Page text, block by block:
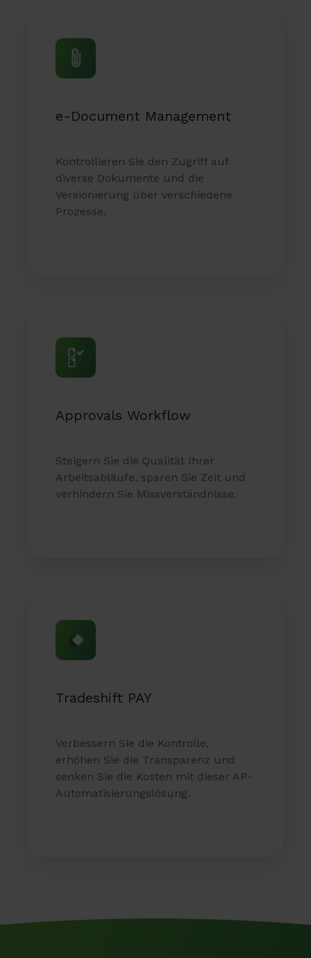
e-Document Management
Kontrollieren Sie den Zugriff auf
diverse Dokumente und die
Versionierung über verschiedene
Prozesse.
Approvals Workflow
Steigern Sie die Qualität Ihrer
Arbeitsabläufe, sparen Sie Zeit und
verhindern Sie Missverständnisse.
Tradeshift PAY
Verbessern Sie die Kontrolle,
erhöhen Sie die Transparenz und
senken Sie die Kosten mit dieser AP-
Automatisierungslösung.